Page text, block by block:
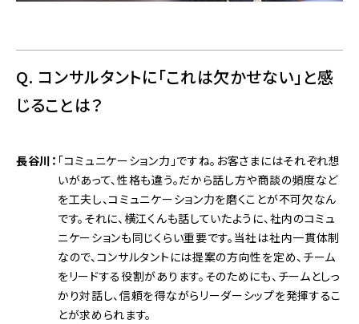
Q. コンサルタントに「これは欠かせない」と感
じることは？
長谷川 「コミュニケーション力」ですね。お客さまにはそれぞれ想
いがあって、性格も違う。だから話し方や商談の頻度など
を工夫し、コミュニケーション力を磨くことが不可欠なん
です。それに、横江くんも話していたように、社内のコミュ
ニケーションも同じくらい重要です。当社は社内一貫体制
なので、コンサルタントには提案の方向性を定め、チーム
をリードする役割があります。そのためにも、チームとしっ
かり対話し、信頼を得ながらリーダーシップを発揮するこ
とが求められます。